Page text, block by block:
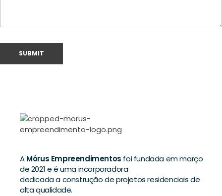
AMórus Empreendimentos foi fundada em março
de 2021 e é uma incorporadora
dedicada a construção de projetos residenciais de
alta qualidade.